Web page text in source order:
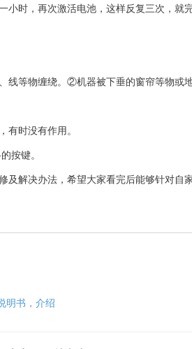
小时，再次激活电池，这样反复三次，就
等物缠绕。②机器被下垂的窗帘等物或
有时没有作用。
按键。
及解决办法，希望大家看完后能够针对自
明书，介绍